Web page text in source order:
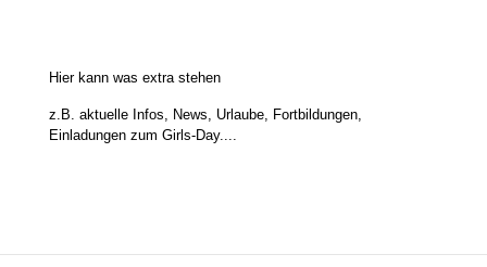
Hier kann was extra stehen
z.B. aktuelle Infos, News, Urlaube, Fortbildungen,
Einladungen zum Girls-Day....